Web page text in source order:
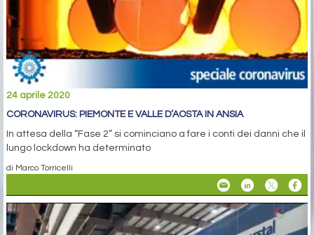
24 aprile 2020
CORONAVIRUS: PIEMONTE E VALLE D’AOSTA IN ANSIA
In attesa della “Fase 2” si cominciano a fare i conti dei danni che il
lungo lockdown ha determinato
di Marco Torricelli